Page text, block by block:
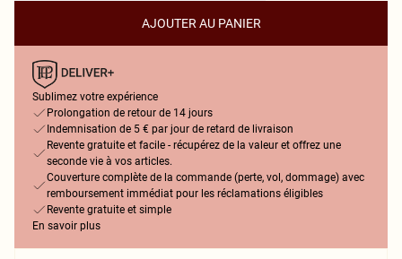
AJOUTER AU PANIER
Sublimez votre expérience
Prolongation de retour de 14 jours
Indemnisation de 5 € par jour de retard de livraison
Revente gratuite et facile - récupérez de la valeur et offrez une
seconde vie à vos articles.
Couverture complète de la commande (perte, vol, dommage) avec
remboursement immédiat pour les réclamations éligibles
Revente gratuite et simple
En savoir plus